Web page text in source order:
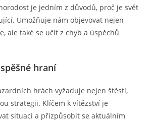
je jedním z důvodů, proč je svět
Umožňuje nám objevovat nejen
ale také se učit z chyb a úspěchů
hraní
hrách vyžaduje nejen štěstí,
strategii. Klíčem k vítězství je
situaci a přizpůsobit se aktuálním